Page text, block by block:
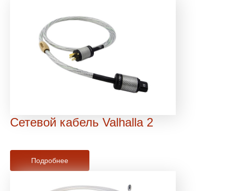
Сетевой кабель Valhalla 2
Подробнее